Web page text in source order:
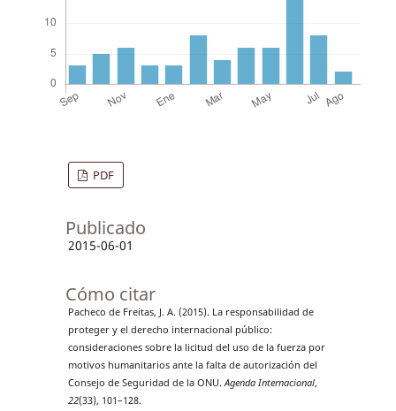
PDF
Publicado
2015-06-01
Cómo citar
Pacheco de Freitas, J. A. (2015). La responsabilidad de
proteger y el derecho internacional público:
consideraciones sobre la licitud del uso de la fuerza por
motivos humanitarios ante la falta de autorización del
Consejo de Seguridad de la ONU.Agenda Internacional,
22(33), 101–128.